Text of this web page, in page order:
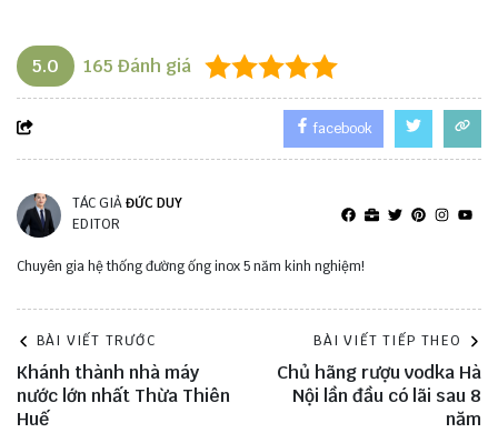
5.0 165 Đánh giá
facebook
TÁC GIẢĐỨC DUY
EDITOR
Chuyên gia hệ thống đường ống inox 5 năm kinh nghiệm!
BÀI VIẾT TRƯỚC
Khánh thành nhà máy
nước lớn nhất Thừa Thiên
Huế
BÀI VIẾT TIẾP THEO
Chủ hãng rượu vodka Hà
Nội lần đầu có lãi sau 8
năm